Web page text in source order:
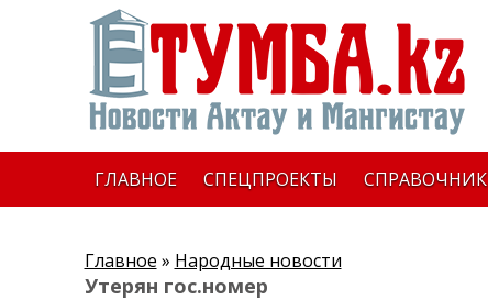
ГЛАВНОЕ СПЕЦПРОЕКТЫ СПРАВОЧНИК
Главное » Народные новости
Утерян гос.номер